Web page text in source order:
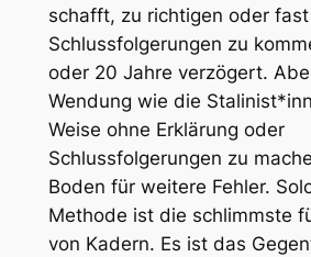
schafft, zu richtigen oder
Schlussfolgerungen zu
oder 20 Jahre verzögert.
Wendung wie die
Weise ohne Erklärung oder
Schlussfolgerungen zu
Boden für weitere Fehler.
Methode ist die schlimmste
von Kadern. Es ist das